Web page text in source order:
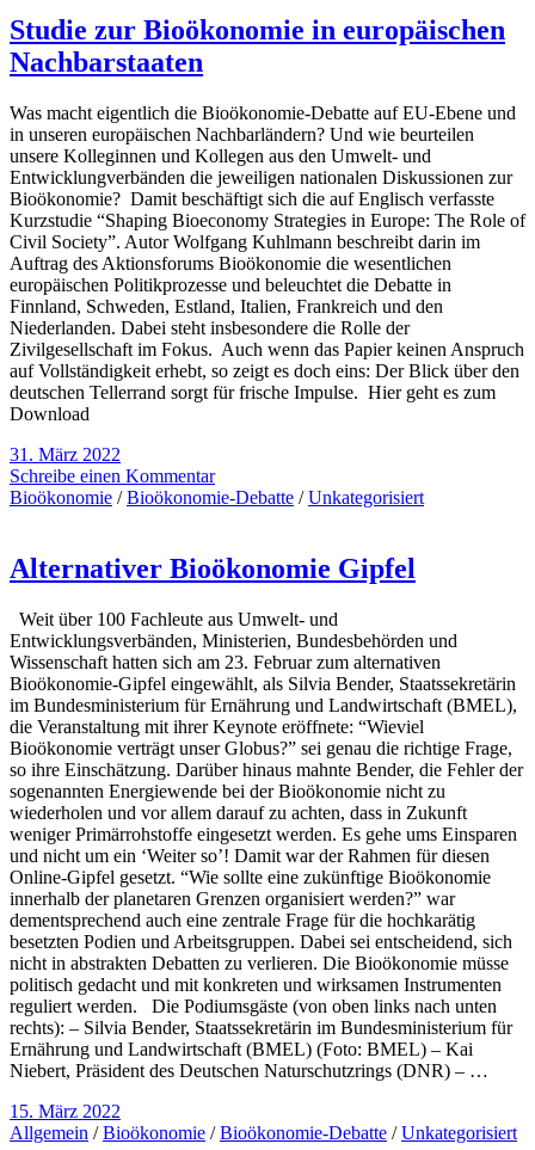
Studie zur Bioökonomie in europäischen
Nachbarstaaten
Was macht eigentlich die Bioökonomie-Debatte auf EU-Ebene und
in unseren europäischen Nachbarländern? Und wie beurteilen
unsere Kolleginnen und Kollegen aus den Umwelt- und
Entwicklungverbänden die jeweiligen nationalen Diskussionen zur
Bioökonomie? Damit beschäftigt sich die auf Englisch verfasste
Kurzstudie “Shaping Bioeconomy Strategies in Europe: The Role of
Civil Society”. Autor Wolfgang Kuhlmann beschreibt darin im
Auftrag des Aktionsforums Bioökonomie die wesentlichen
europäischen Politikprozesse und beleuchtet die Debatte in
Finnland, Schweden, Estland, Italien, Frankreich und den
Niederlanden. Dabei steht insbesondere die Rolle der
Zivilgesellschaft im Fokus. Auch wenn das Papier keinen Anspruch
auf Vollständigkeit erhebt, so zeigt es doch eins: Der Blick über den
deutschen Tellerrand sorgt für frische Impulse. Hier geht es zum
Download
31. März 2022
Schreibe einen Kommentar
Bioökonomie /Bioökonomie-Debatte /Unkategorisiert
Alternativer Bioökonomie Gipfel
Weit über 100 Fachleute aus Umwelt- und
Entwicklungsverbänden, Ministerien, Bundesbehörden und
Wissenschaft hatten sich am 23. Februar zum alternativen
Bioökonomie-Gipfel eingewählt, als Silvia Bender, Staatssekretärin
im Bundesministerium für Ernährung und Landwirtschaft (BMEL),
die Veranstaltung mit ihrer Keynote eröffnete: “Wieviel
Bioökonomie verträgt unser Globus?” sei genau die richtige Frage,
so ihre Einschätzung. Darüber hinaus mahnte Bender, die Fehler der
sogenannten Energiewende bei der Bioökonomie nicht zu
wiederholen und vor allem darauf zu achten, dass in Zukunft
weniger Primärrohstoffe eingesetzt werden. Es gehe ums Einsparen
und nicht um ein ‘Weiter so’! Damit war der Rahmen für diesen
Online-Gipfel gesetzt. “Wie sollte eine zukünftige Bioökonomie
innerhalb der planetaren Grenzen organisiert werden?” war
dementsprechend auch eine zentrale Frage für die hochkarätig
besetzten Podien und Arbeitsgruppen. Dabei sei entscheidend, sich
nicht in abstrakten Debatten zu verlieren. Die Bioökonomie müsse
politisch gedacht und mit konkreten und wirksamen Instrumenten
reguliert werden. Die Podiumsgäste (von oben links nach unten
rechts): – Silvia Bender, Staatssekretärin im Bundesministerium für
Ernährung und Landwirtschaft (BMEL) (Foto: BMEL) – Kai
Niebert, Präsident des Deutschen Naturschutzrings (DNR) – …
15. März 2022
Allgemein /Bioökonomie /Bioökonomie-Debatte /Unkategorisiert